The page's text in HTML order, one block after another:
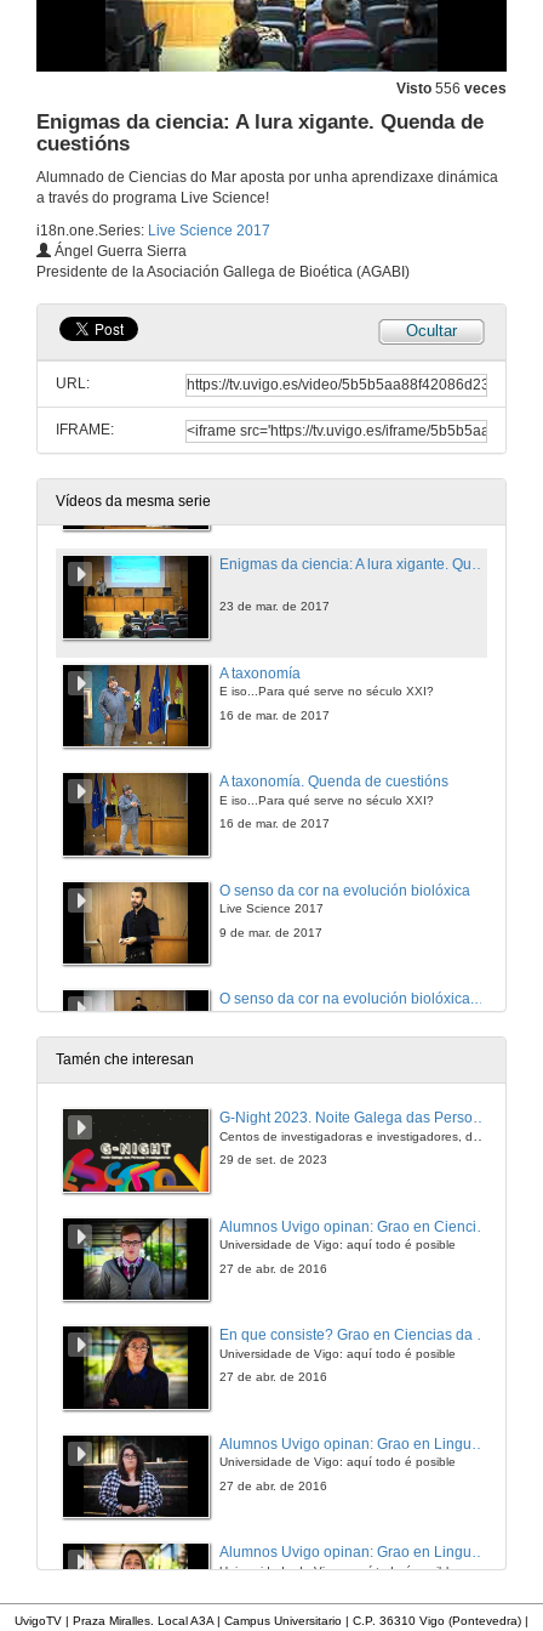
Visto 556 veces
Enigmas da ciencia: A lura xigante. Quenda de
cuestións
Alumnado de Ciencias do Mar aposta por unha aprendizaxe dinámica
a través do programa Live Science!
i18n.one.Series: Live Science 2017
Ángel Guerra Sierra
Presidente de la Asociación Gallega de Bioética (AGABI)
Ocultar
URL:
IFRAME:
Vídeos da mesma serie
6 de abr. de 2017
Segredos da ría de Vigo. Presentación de Jose Luis González
30 de mar. de 2017
Segredos da ría de Vigo.
30 de mar. de 2017
Enigmas da ciencia: A lura xigante. Presentación de Ángel Guerra Sierra
23 de mar. de 2017
Enigmas da ciencia: A lura xigante
Enigmas da ciencia: A lura xigante. Quenda de cuestións
23 de mar. de 2017
A taxonomía
E iso...Para qué serve no século XXI?
16 de mar. de 2017
A taxonomía. Quenda de cuestións
E iso...Para qué serve no século XXI?
16 de mar. de 2017
O senso da cor na evolución biolóxica
Live Science 2017
9 de mar. de 2017
O senso da cor na evolución biolóxica. Preguntas
9 de mar. de 2017
Live Science 2017
Intervención de Mariano Lastra
Intervención de Jesús López
Intervención de Luis Sampedro
Tamén che interesan
G-Night 2023. Noite Galega das Persoas Investigadoras. Conciencias creativas
29 de set. de 2023
Universidade de Vigo: aquí todo é posible
27 de abr. de 2016
En que consiste? Grao en Ciencias da Linguaxe e Estudos Literarios
Universidade de Vigo: aquí todo é posible
27 de abr. de 2016
Universidade de Vigo: aquí todo é posible
27 de abr. de 2016
Alumnos Uvigo opinan: Grao en Linguas Estranxeiras
Universidade de Vigo: aquí todo é posible
UvigoTV | Praza Miralles. Local A3A | Campus Universitario | C.P. 36310 Vigo (Pontevedra) |